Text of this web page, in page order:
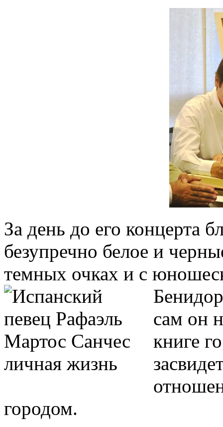
За день до его концерта
безупречно белое и
темных очках и с
сам он
книге
городом.